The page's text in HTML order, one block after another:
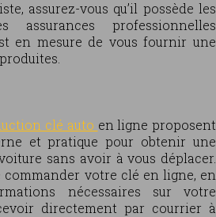
assurez-vous qu’il possède les
professionnelles
en mesure de vous fournir une
clé auto en ligne proposent
et pratique pour obtenir une
sans avoir à vous déplacer.
votre clé en ligne, en
nécessaires sur votre
directement par courrier à